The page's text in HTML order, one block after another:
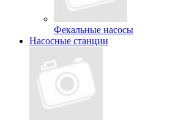
Фекальные насосы
Насосные станции